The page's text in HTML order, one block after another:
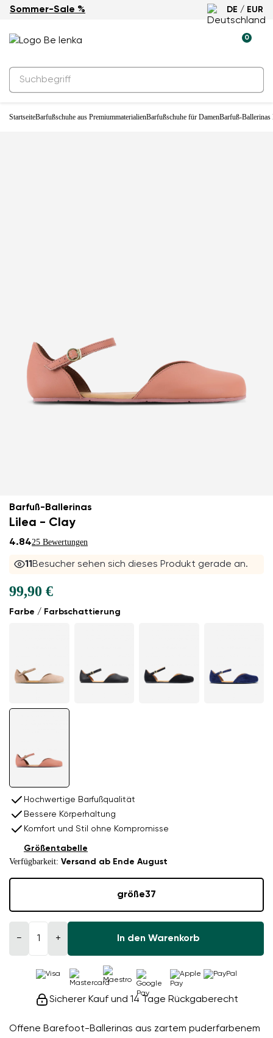
Sommer-Sale % DE / EUR
0
StartseiteBarfußschuhe aus PremiummaterialienBarfußschuhe für DamenBarfuß-Ballerinas
Neuheit
Barfuß-Ballerinas
Lilea - Clay
4.8425 Bewertungen
11Besucher sehen sich dieses Produkt gerade an.
Offene Barefoot-Ballerinas aus zartem puderfarbenem
Farbe / Farbschattierung
99,90 €
Hochwertige Barfußqualität
Bessere Körperhaltung
Komfort und Stil ohne Kompromisse
Verfügbarkeit: Versand ab Ende August
Größentabelle
größe37
− + In den Warenkorb
Sicherer Kauf und 14 Tage Rückgaberecht